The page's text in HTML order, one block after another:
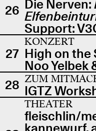
26 Die Nerven:
Support:
27
KONZERT
High on the
Noo Yelbek
28 ZUM
IGTZ
THEATER
fleischlin/
kannewurf,